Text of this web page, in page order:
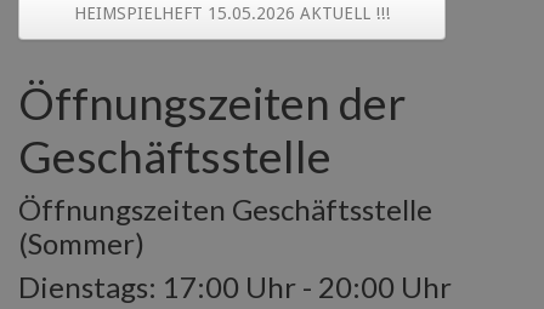
HEIMSPIELHEFT 15.05.2026 AKTUELL !!!
Öffnungszeiten der
Geschäftsstelle
Öffnungszeiten Geschäftsstelle
(Sommer)
Dienstags: 17:00 Uhr - 20:00 Uhr